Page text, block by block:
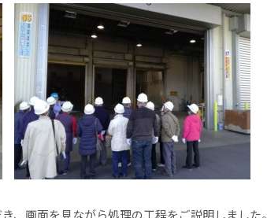
、画面を見ながら処理の工程をご説明しました。